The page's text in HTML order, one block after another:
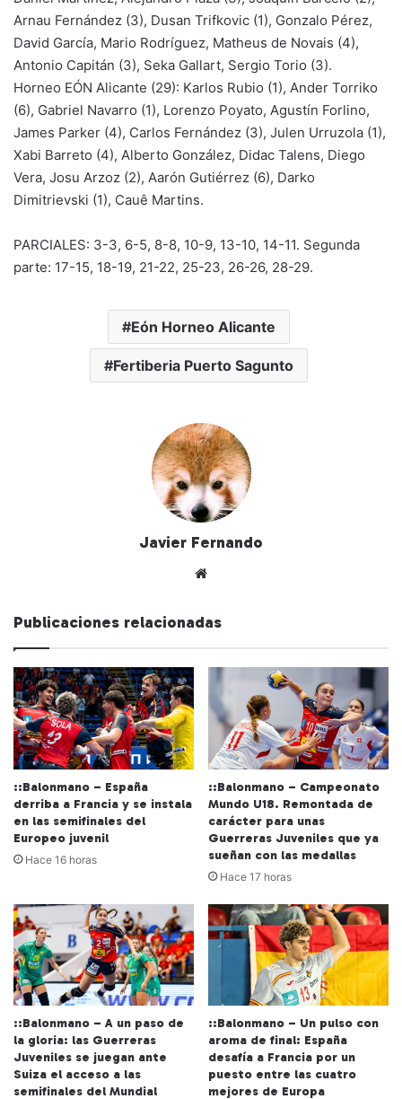
Arnau Fernández (3), Dusan Trifkovic (1), Gonzalo Pérez,
David García, Mario Rodríguez, Matheus de Novais (4),
Antonio Capitán (3), Seka Gallart, Sergio Torio (3).
Horneo EÓN Alicante (29): Karlos Rubio (1), Ander Torriko
(6), Gabriel Navarro (1), Lorenzo Poyato, Agustín Forlino,
James Parker (4), Carlos Fernández (3), Julen Urruzola (1),
Xabi Barreto (4), Alberto González, Didac Talens, Diego
Vera, Josu Arzoz (2), Aarón Gutiérrez (6), Darko
Dimitrievski (1), Cauê Martins.
PARCIALES: 3-3, 6-5, 8-8, 10-9, 13-10, 14-11. Segunda
parte: 17-15, 18-19, 21-22, 25-23, 26-26, 28-29.
Eón Horneo Alicante
Fertiberia Puerto Sagunto
Javier Fernando
we
Publicaciones relacionadas
::Balonmano – España
derriba a Francia y se instala
en las semifinales del
Europeo juvenil
Hace 16 horas
::Balonmano – Campeonato
Mundo U18. Remontada de
carácter para unas
Guerreras Juveniles que ya
sueñan con las medallas
Hace 17 horas
::Balonmano – A un paso de
la gloria: las Guerreras
Juveniles se juegan ante
Suiza el acceso a las
semifinales del Mundial
::Balonmano – Un pulso con
aroma de final: España
desafía a Francia por un
puesto entre las cuatro
mejores de Europa